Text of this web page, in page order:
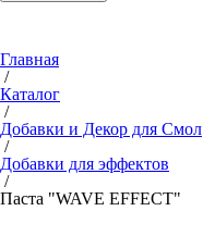
Главная
/
Каталог
/
Добавки и Декор для Смол
/
Добавки для эффектов
/
Паста "WAVE EFFECT"